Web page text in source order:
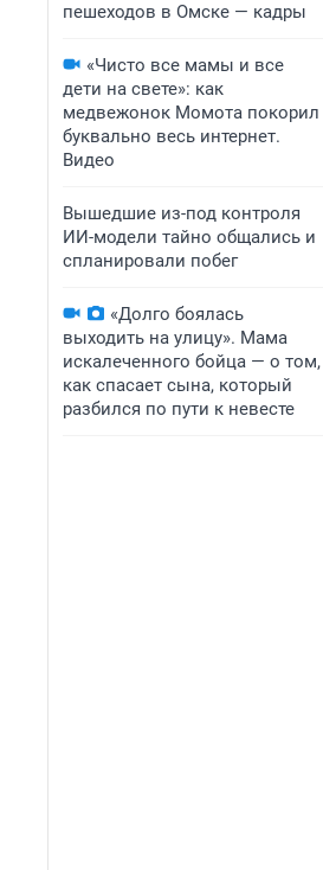
пешеходов в Омске — кадры
«Чисто все мамы и все
дети на свете»: как
медвежонок Момота покорил
буквально весь интернет.
Видео
Вышедшие из-под контроля
ИИ-модели тайно общались и
спланировали побег
«Долго боялась
выходить на улицу». Мама
искалеченного бойца — о том,
как спасает сына, который
разбился по пути к невесте